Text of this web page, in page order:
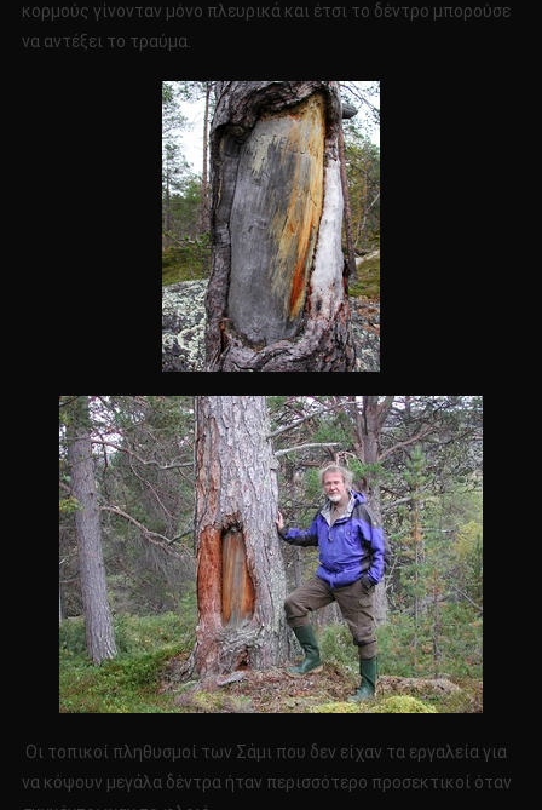
κορμούς γίνονταν μόνο πλευρικά και έτσι το δέντρο μπορούσε
να αντέξει το τραύμα.
Οι τοπικοί πληθυσμοί των Σάμι που δεν είχαν τα εργαλεία για
να κόψουν μεγάλα δέντρα ήταν περισσότερο προσεκτικοί όταν